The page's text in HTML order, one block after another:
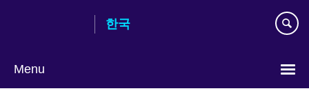
content
한국
Menu